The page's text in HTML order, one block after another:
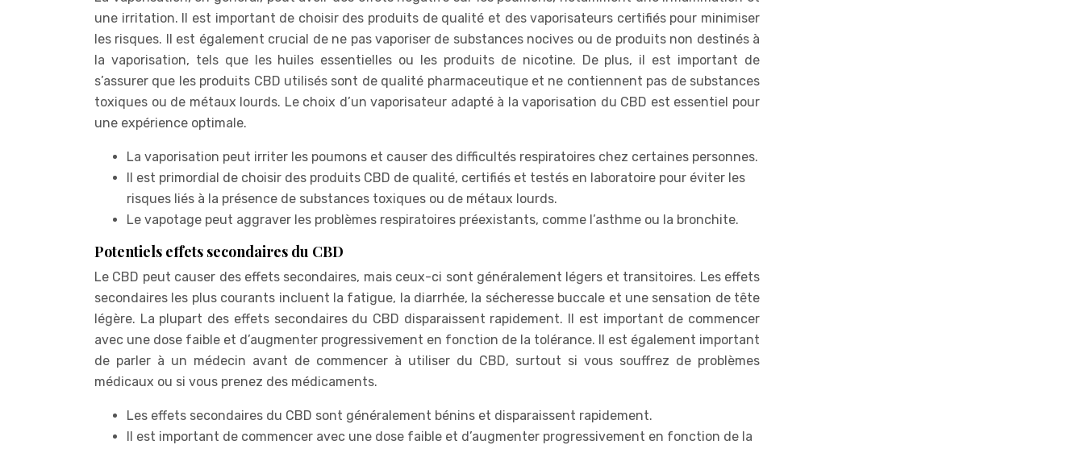
une irritation. Il est important de choisir des produits de qualité et des vaporisateurs certifiés pour minimiser
les risques. Il est également crucial de ne pas vaporiser de substances nocives ou de produits non destinés à
la vaporisation, tels que les huiles essentielles ou les produits de nicotine. De plus, il est important de
s’assurer que les produits CBD utilisés sont de qualité pharmaceutique et ne contiennent pas de substances
toxiques ou de métaux lourds. Le choix d’un vaporisateur adapté à la vaporisation du CBD est essentiel pour
une expérience optimale.
La vaporisation peut irriter les poumons et causer des difficultés respiratoires chez certaines personnes.
Il est primordial de choisir des produits CBD de qualité, certifiés et testés en laboratoire pour éviter les
risques liés à la présence de substances toxiques ou de métaux lourds.
Le vapotage peut aggraver les problèmes respiratoires préexistants, comme l’asthme ou la bronchite.
Potentiels effets secondaires du CBD
Le CBD peut causer des effets secondaires, mais ceux-ci sont généralement légers et transitoires. Les effets
secondaires les plus courants incluent la fatigue, la diarrhée, la sécheresse buccale et une sensation de tête
légère. La plupart des effets secondaires du CBD disparaissent rapidement. Il est important de commencer
avec une dose faible et d’augmenter progressivement en fonction de la tolérance. Il est également important
de parler à un médecin avant de commencer à utiliser du CBD, surtout si vous souffrez de problèmes
médicaux ou si vous prenez des médicaments.
Les effets secondaires du CBD sont généralement bénins et disparaissent rapidement.
Il est important de commencer avec une dose faible et d’augmenter progressivement en fonction de la